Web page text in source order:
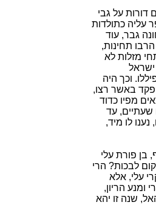
דורות על גבי
עליה כתולדות
גבר, עוד
תחינות,
מזלות לא
ישראל
וכך היה
באשר רצו,
מפיו כדוד
שעתיים, עד
לו מיד,
בן פורת עלי
לבכות? הרי
עלי, אלא
ומנע הריון,
שנה זו יהא